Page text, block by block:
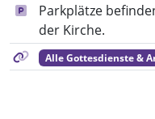
Parkplätze
der Kirche.
Alle Gottesdienste &